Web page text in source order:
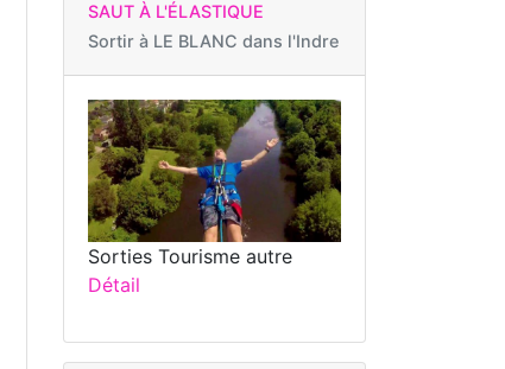
SAUT À L'ÉLASTIQUE
Sortir à LE BLANC dans l'Indre
Sorties Tourisme autre
Détail